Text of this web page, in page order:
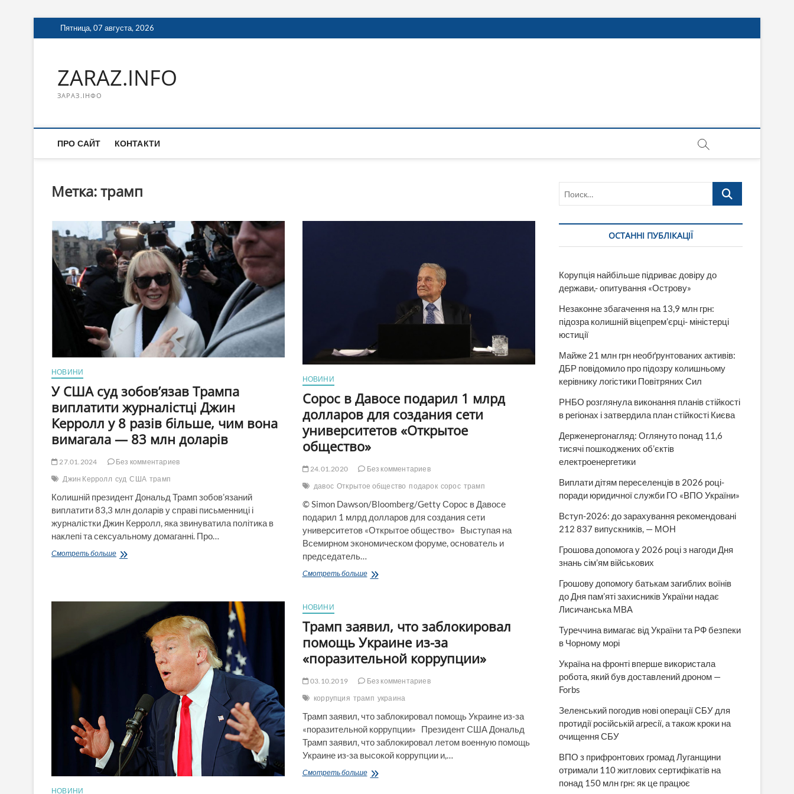
Перейти
к
Пятница, 07 августа, 2026
ZARAZ.INFO
ЗАРАЗ.ІНФО
ПРО САЙТ КОНТАКТИ
Метка:трамп
НОВИНИ
У США суд зобов’язав Трампа
виплатити журналістці Джин
Керролл у 8 разів більше, чим вона
вимагала — 83 млн доларів
27.01.2024
Без комментариев
Джин Керролл суд США трамп
Колишній президент Дональд Трамп зобов’язаний
виплатити 83,3 млн доларів у справі письменниці і
журналістки Джин Керролл, яка звинуватила політика в
наклепі та сексуальному домаганні. Про…
Смотреть большеУ
журналістці
Джин
Керролл
вимагала
млн
доларів
НОВИНИ
Сорос в Давосе подарил 1 млрд
долларов для создания сети
университетов «Открытое
общество»
24.01.2020
Без комментариев
давос Открытое общество подарок сорос трамп
© Simon Dawson/Bloomberg/Getty Сорос в Давосе
подарил 1 млрд долларов для создания сети
университетов «Открытое общество» Выступая на
Всемирном экономическом форуме, основатель и
председатель…
Смотреть большеСорос
млрд
долларов
для
создания
университетов
общество»
НОВИНИ
НОВИНИ
Трамп заявил, что заблокировал
помощь Украине из-за
«поразительной коррупции»
03.10.2019
Без комментариев
коррупция трамп украина
Трамп заявил, что заблокировал помощь Украине из-за
«поразительной коррупции» Президент США Дональд
Трамп заявил, что заблокировал летом военную помощь
Украине из-за высокой коррупции и,…
Смотреть большеТрамп
Поиск…
ОСТАННІ ПУБЛІКАЦІЇ
Корупція найбільше підриває довіру до
держави,- опитування «Острову»
Незаконне збагачення на 13,9 млн грн:
підозра колишній віцепрем’єрці- міністерці
юстиції
Майже 21 млн грн необґрунтованих активів:
ДБР повідомило про підозру колишньому
керівнику логістики Повітряних Сил
РНБО розглянула виконання планів стійкості
в регіонах і затвердила план стійкості Києва
Держенергонагляд: Оглянуто понад 11,6
тисячі пошкоджених об’єктів
електроенергетики
Виплати дітям переселенців в 2026 році-
поради юридичної служби ГО «ВПО України»
Вступ-2026: до зарахування рекомендовані
212 837 випускників, — МОН
Грошова допомога у 2026 році з нагоди Дня
знань сім’ям військових
Грошову допомогу батькам загиблих воїнів
до Дня пам’яті захисників України надає
Лисичанська МВА
Туреччина вимагає від України та РФ безпеки
в Чорному морі
Україна на фронті вперше використала
робота, який був доставлений дроном —
Forbs
Зеленський погодив нові операції СБУ для
протидії російській агресії, а також кроки на
очищення СБУ
ВПО з прифронтових громад Луганщини
отримали 110 житлових сертифікатів на
понад 150 млн грн: як це працює